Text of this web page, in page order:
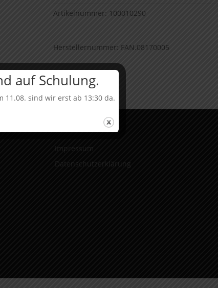
XM
MY24
Artikelnummer: 100010290
Herstellernummer: FAN.08170005
Impressum
Datenschutzerklärung
auf Schulung.
11.08. sind wir erst ab 13:30 da.